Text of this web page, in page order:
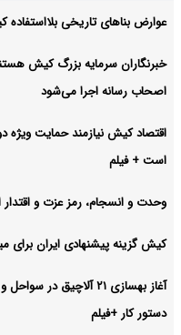
عوارض بناهای تاریخی بلااستفاده کیش از مهر ۱۴۰۵
خبرنگاران سرمایه بزرگ کیش
اصحاب رسانه اجرا می‌شود
اقتصاد کیش نیازمند حمایت ویژه
است + فیلم
وحدت و انسجام، رمز عزت و
کیش گزینه پیشنهادی ایران برای
آغاز بهسازی ۲۱
دستور کار +فیلم